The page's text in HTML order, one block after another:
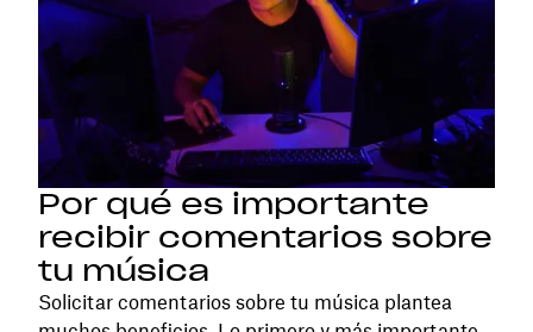
Por qué es importante
recibir comentarios sobre
tu música
Solicitar comentarios sobre tu música plantea